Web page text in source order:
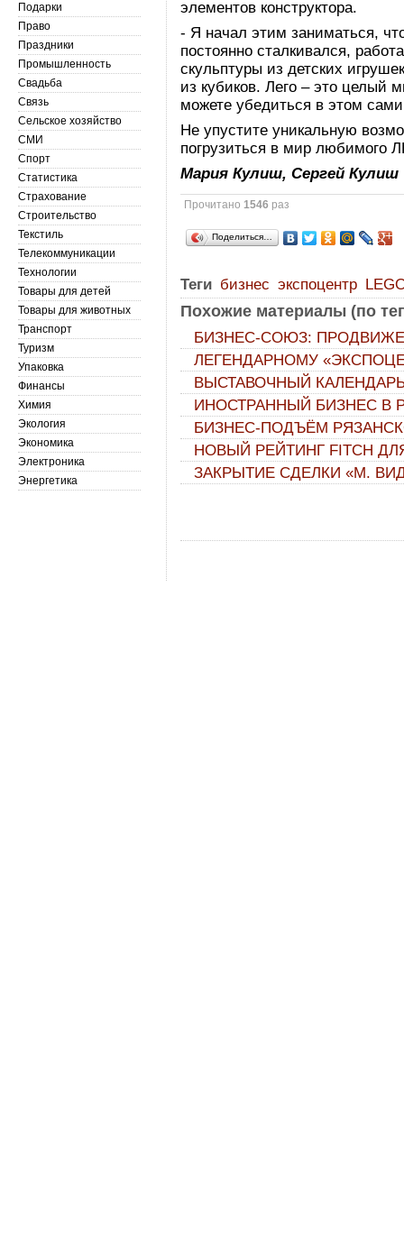
элементов конструктора.
- Я начал этим заниматься,
постоянно сталкивался,
скульптуры из детских
из кубиков. Лего – это
можете убедиться в этом
Не упустите уникальную
погрузиться в мир любимого
Мария Кулиш, Сергей Кулиш
Прочитано1546 раз
Поделиться…
Теги бизнес экспоцентр
Похожие материалы (по
БИЗНЕС-СОЮЗ:
ЛЕГЕНДАРНОМУ
ВЫСТАВОЧНЫЙ
ИНОСТРАННЫЙ БИЗНЕС В
БИЗНЕС-ПОДЪЁМ
НОВЫЙ РЕЙТИНГ FITCH
ЗАКРЫТИЕ СДЕЛКИ «М.
Подарки
Право
Праздники
Промышленность
Свадьба
Связь
Сельское хозяйство
СМИ
Спорт
Статистика
Страхование
Строительство
Текстиль
Телекоммуникации
Технологии
Товары для детей
Товары для животных
Транспорт
Туризм
Упаковка
Финансы
Химия
Экология
Экономика
Электроника
Энергетика